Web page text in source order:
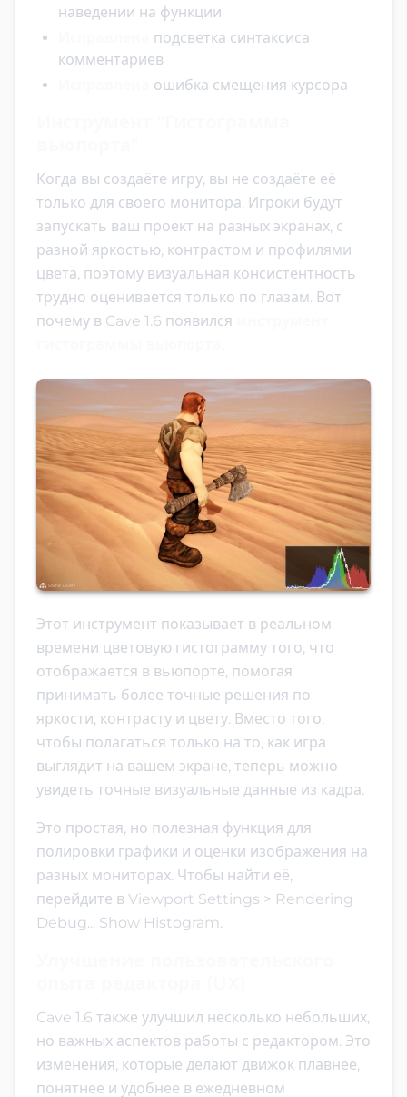
наведении на функции
подсветка синтаксиса
комментариев
ошибка смещения курсора
Когда вы создаёте игру, вы не создаёте её
только для своего монитора. Игроки будут
запускать ваш проект на разных экранах, с
разной яркостью, контрастом и профилями
цвета, поэтому визуальная консистентность
трудно оценивается только по глазам. Вот
почему в Cave 1.6 появился
.
Этот инструмент показывает в реальном
времени цветовую гистограмму того, что
отображается в вьюпорте, помогая
принимать более точные решения по
яркости, контрасту и цвету. Вместо того,
чтобы полагаться только на то, как игра
выглядит на вашем экране, теперь можно
увидеть точные визуальные данные из кадра.
Это простая, но полезная функция для
полировки графики и оценки изображения на
разных мониторах. Чтобы найти её,
перейдите в Viewport Settings > Rendering
Debug... Show Histogram.
Cave 1.6 также улучшил несколько небольших,
но важных аспектов работы с редактором. Это
изменения, которые делают движок плавнее,
понятнее и удобнее в ежедневном